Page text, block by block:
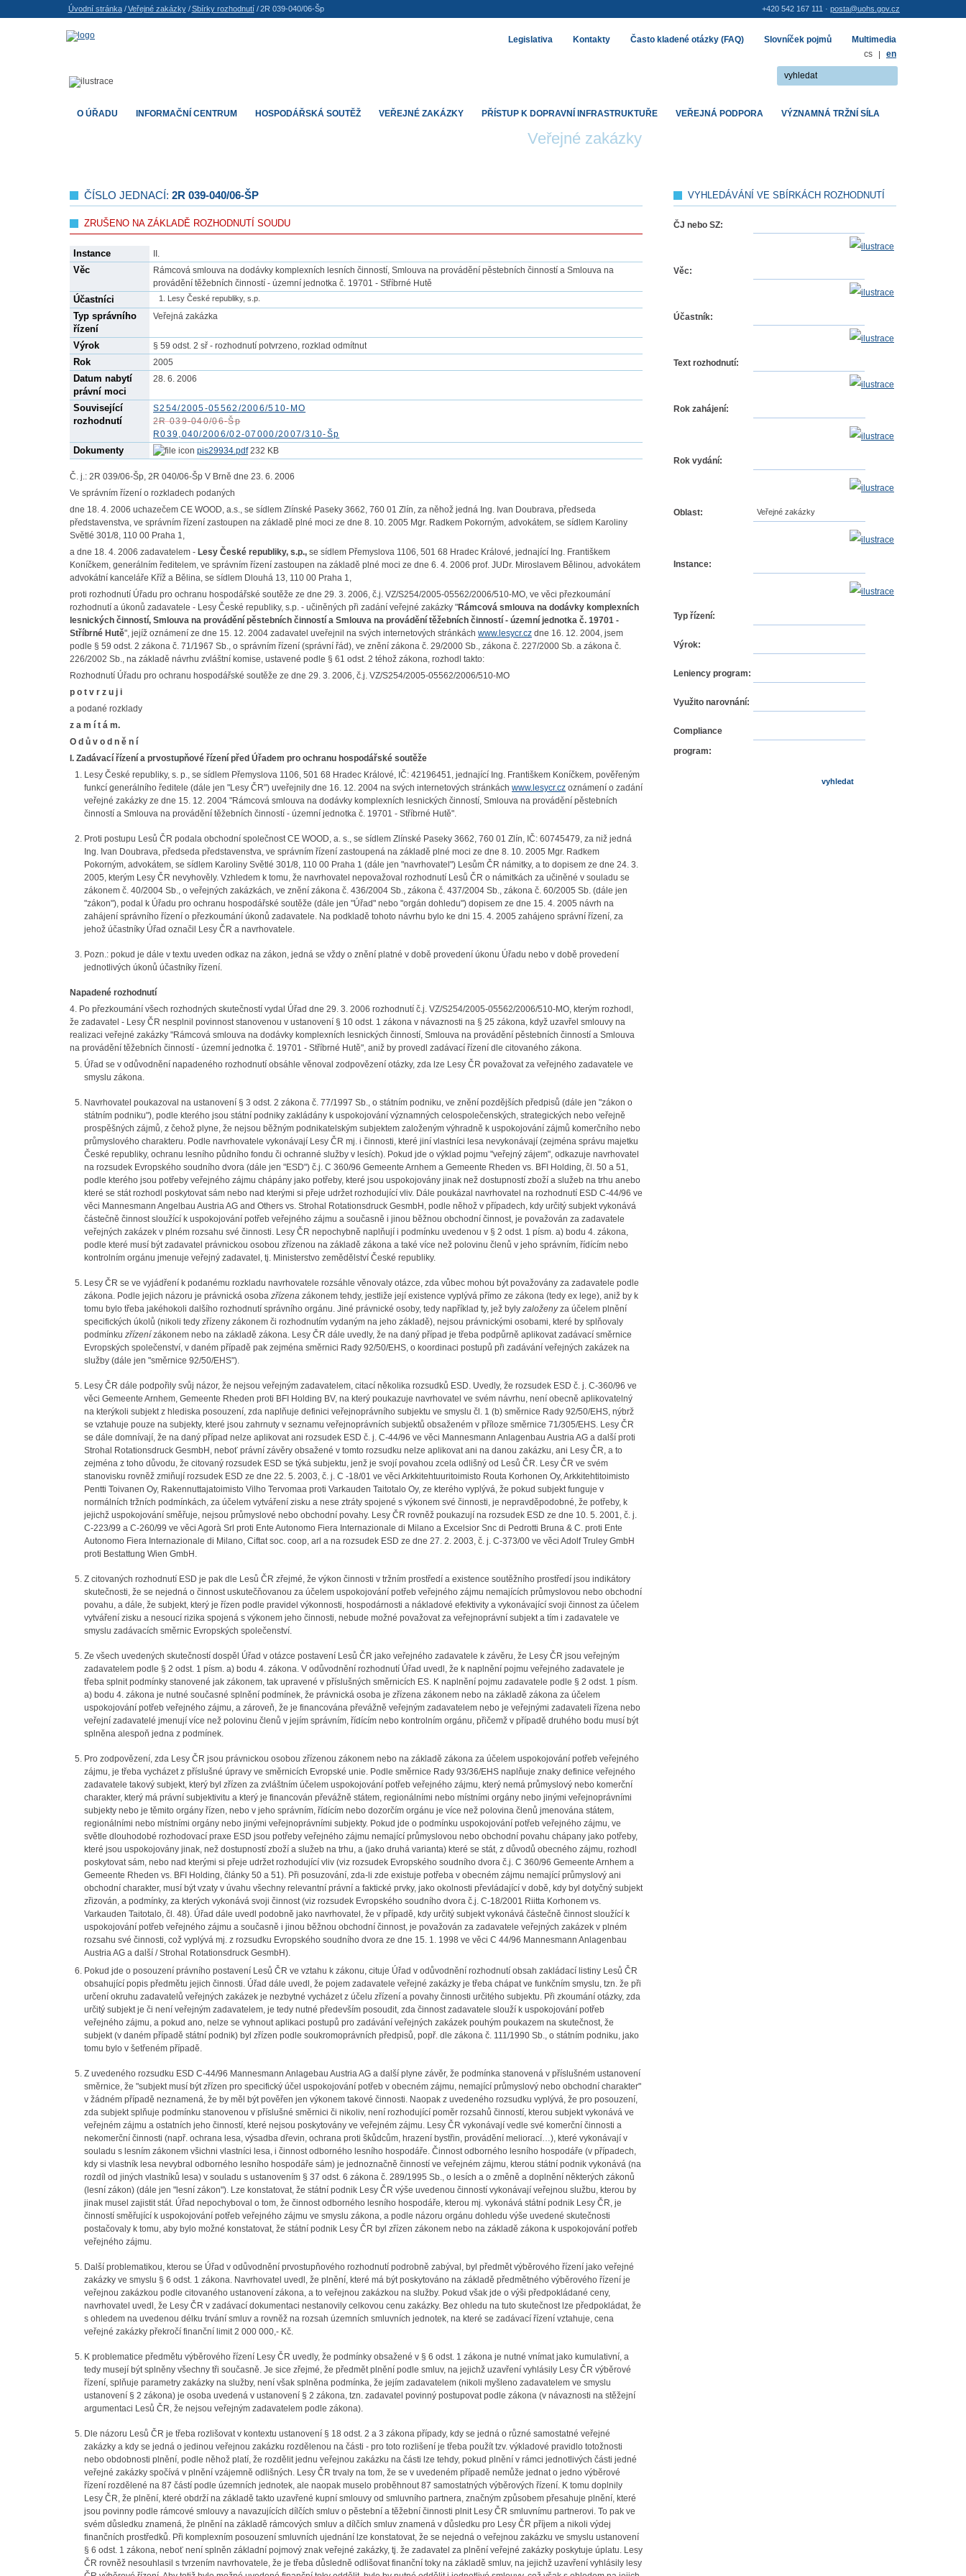
Veřejné zakázky
ČÍSLO JEDNACÍ: 2R 039-040/06-ŠP
ZRUŠENO NA ZÁKLADĚ ROZHODNUTÍ SOUDU
Instance II.
Věc
Rámcová smlouva na dodávky komplexních lesních činností, Smlouva na provádění pěstebních činností a Smlouva na
provádění těžebních činností - územní jednotka č. 19701 - Stříbrné Hutě
Účastníci Lesy České republiky, s.p.
Typ správního
řízení
Veřejná zakázka
Výrok § 59 odst. 2 sř - rozhodnutí potvrzeno, rozklad odmítnut
Rok 2005
Datum nabytí
právní moci
28. 6. 2006
Související
rozhodnutí
S254/2005-05562/2006/510-MO
2R 039-040/06-Šp
R039,040/2006/02-07000/2007/310-Šp
Dokumenty pis29934.pdf232 KB
Č. j.: 2R 039/06-Šp, 2R 040/06-Šp V Brně dne 23. 6. 2006
Ve správním řízení o rozkladech podaných
dne 18. 4. 2006 uchazečem CE WOOD, a.s., se sídlem Zlínské Paseky 3662, 760 01 Zlín, za něhož jedná Ing. Ivan Doubrava, předseda
představenstva, ve správním řízení zastoupen na základě plné moci ze dne 8. 10. 2005 Mgr. Radkem Pokorným, advokátem, se sídlem Karoliny
Světlé 301/8, 110 00 Praha 1,
a dne 18. 4. 2006 zadavatelem - Lesy České republiky, s.p., se sídlem Přemyslova 1106, 501 68 Hradec Králové, jednající Ing. Františkem
Koníčkem, generálním ředitelem, ve správním řízení zastoupen na základě plné moci ze dne 6. 4. 2006 prof. JUDr. Miroslavem Bělinou, advokátem
advokátní kanceláře Kříž a Bělina, se sídlem Dlouhá 13, 110 00 Praha 1,
proti rozhodnutí Úřadu pro ochranu hospodářské soutěže ze dne 29. 3. 2006, č.j. VZ/S254/2005-05562/2006/510-MO, ve věci přezkoumání
rozhodnutí a úkonů zadavatele - Lesy České republiky, s.p. - učiněných při zadání veřejné zakázky "Rámcová smlouva na dodávky komplexních
lesnických činností, Smlouva na provádění pěstebních činností a Smlouva na provádění těžebních činností - územní jednotka č. 19701 -
Stříbrné Hutě", jejíž oznámení ze dne 15. 12. 2004 zadavatel uveřejnil na svých internetových stránkách www.lesycr.cz dne 16. 12. 2004, jsem
podle § 59 odst. 2 zákona č. 71/1967 Sb., o správním řízení (správní řád), ve znění zákona č. 29/2000 Sb., zákona č. 227/2000 Sb. a zákona č.
226/2002 Sb., na základě návrhu zvláštní komise, ustavené podle § 61 odst. 2 téhož zákona, rozhodl takto:
Rozhodnutí Úřadu pro ochranu hospodářské soutěže ze dne 29. 3. 2006, č.j. VZ/S254/2005-05562/2006/510-MO
p o t v r z u j i
a podané rozklady
z a m í t á m.
O d ů v o d n ě n í
I. Zadávací řízení a prvostupňové řízení před Úřadem pro ochranu hospodářské soutěže
Lesy České republiky, s. p., se sídlem Přemyslova 1106, 501 68 Hradec Králové, IČ: 42196451, jednající Ing. Františkem Koníčkem, pověřeným
funkcí generálního ředitele (dále jen "Lesy ČR") uveřejnily dne 16. 12. 2004 na svých internetových stránkách www.lesycr.cz oznámení o zadání
veřejné zakázky ze dne 15. 12. 2004 "Rámcová smlouva na dodávky komplexních lesnických činností, Smlouva na provádění pěstebních
činností a Smlouva na provádění těžebních činností - územní jednotka č. 19701 - Stříbrné Hutě".
Proti postupu Lesů ČR podala obchodní společnost CE WOOD, a. s., se sídlem Zlínské Paseky 3662, 760 01 Zlín, IČ: 60745479, za niž jedná
Ing. Ivan Doubrava, předseda představenstva, ve správním řízení zastoupená na základě plné moci ze dne 8. 10. 2005 Mgr. Radkem
Pokorným, advokátem, se sídlem Karoliny Světlé 301/8, 110 00 Praha 1 (dále jen "navrhovatel") Lesům ČR námitky, a to dopisem ze dne 24. 3.
2005, kterým Lesy ČR nevyhověly. Vzhledem k tomu, že navrhovatel nepovažoval rozhodnutí Lesů ČR o námitkách za učiněné v souladu se
zákonem č. 40/2004 Sb., o veřejných zakázkách, ve znění zákona č. 436/2004 Sb., zákona č. 437/2004 Sb., zákona č. 60/2005 Sb. (dále jen
"zákon"), podal k Úřadu pro ochranu hospodářské soutěže (dále jen "Úřad" nebo "orgán dohledu") dopisem ze dne 15. 4. 2005 návrh na
zahájení správního řízení o přezkoumání úkonů zadavatele. Na podkladě tohoto návrhu bylo ke dni 15. 4. 2005 zahájeno správní řízení, za
jehož účastníky Úřad označil Lesy ČR a navrhovatele.
Pozn.: pokud je dále v textu uveden odkaz na zákon, jedná se vždy o znění platné v době provedení úkonu Úřadu nebo v době provedení
jednotlivých úkonů účastníky řízení.
Napadené rozhodnutí
4. Po přezkoumání všech rozhodných skutečností vydal Úřad dne 29. 3. 2006 rozhodnutí č.j. VZ/S254/2005-05562/2006/510-MO, kterým rozhodl,
že zadavatel - Lesy ČR nesplnil povinnost stanovenou v ustanovení § 10 odst. 1 zákona v návaznosti na § 25 zákona, když uzavřel smlouvy na
realizaci veřejné zakázky "Rámcová smlouva na dodávky komplexních lesnických činností, Smlouva na provádění pěstebních činností a Smlouva
na provádění těžebních činností - územní jednotka č. 19701 - Stříbrné Hutě", aniž by provedl zadávací řízení dle citovaného zákona.
Úřad se v odůvodnění napadeného rozhodnutí obsáhle věnoval zodpovězení otázky, zda lze Lesy ČR považovat za veřejného zadavatele ve
smyslu zákona.
Navrhovatel poukazoval na ustanovení § 3 odst. 2 zákona č. 77/1997 Sb., o státním podniku, ve znění pozdějších předpisů (dále jen "zákon o
státním podniku"), podle kterého jsou státní podniky zakládány k uspokojování významných celospolečenských, strategických nebo veřejně
prospěšných zájmů, z čehož plyne, že nejsou běžným podnikatelským subjektem založeným výhradně k uspokojování zájmů komerčního nebo
průmyslového charakteru. Podle navrhovatele vykonávají Lesy ČR mj. i činnosti, které jiní vlastníci lesa nevykonávají (zejména správu majetku
České republiky, ochranu lesního půdního fondu či ochranné služby v lesích). Pokud jde o výklad pojmu "veřejný zájem", odkazuje navrhovatel
na rozsudek Evropského soudního dvora (dále jen "ESD") č.j. C 360/96 Gemeente Arnhem a Gemeente Rheden vs. BFI Holding, čl. 50 a 51,
podle kterého jsou potřeby veřejného zájmu chápány jako potřeby, které jsou uspokojovány jinak než dostupností zboží a služeb na trhu anebo
které se stát rozhodl poskytovat sám nebo nad kterými si přeje udržet rozhodující vliv. Dále poukázal navrhovatel na rozhodnutí ESD C-44/96 ve
věci Mannesmann Angelbau Austria AG and Others vs. Strohal Rotationsdruck GesmbH, podle něhož v případech, kdy určitý subjekt vykonává
částečně činnost sloužící k uspokojování potřeb veřejného zájmu a současně i jinou běžnou obchodní činnost, je považován za zadavatele
veřejných zakázek v plném rozsahu své činnosti. Lesy ČR nepochybně naplňují i podmínku uvedenou v § 2 odst. 1 písm. a) bodu 4. zákona,
podle které musí být zadavatel právnickou osobou zřízenou na základě zákona a také více než polovinu členů v jeho správním, řídícím nebo
kontrolním orgánu jmenuje veřejný zadavatel, tj. Ministerstvo zemědělství České republiky.
Lesy ČR se ve vyjádření k podanému rozkladu navrhovatele rozsáhle věnovaly otázce, zda vůbec mohou být považovány za zadavatele podle
zákona. Podle jejich názoru je právnická osoba zřízena zákonem tehdy, jestliže její existence vyplývá přímo ze zákona (tedy ex lege), aniž by k
tomu bylo třeba jakéhokoli dalšího rozhodnutí správního orgánu. Jiné právnické osoby, tedy například ty, jež byly založenyza účelem plnění
specifických úkolů (nikoli tedy zřízeny zákonem či rozhodnutím vydaným na jeho základě), nejsou právnickými osobami, které by splňovaly
podmínku zřízení zákonem nebo na základě zákona. Lesy ČR dále uvedly, že na daný případ je třeba podpůrně aplikovat zadávací směrnice
Evropských společenství, v daném případě pak zejména směrnici Rady 92/50/EHS, o koordinaci postupů při zadávání veřejných zakázek na
služby (dále jen "směrnice 92/50/EHS").
Lesy ČR dále podpořily svůj názor, že nejsou veřejným zadavatelem, citací několika rozsudků ESD. Uvedly, že rozsudek ESD č. j. C-360/96 ve
věci Gemeente Arnhem, Gemeente Rheden proti BFI Holding BV, na který poukazuje navrhovatel ve svém návrhu, není obecně aplikovatelný
na kterýkoli subjekt z hlediska posouzení, zda naplňuje definici veřejnoprávního subjektu ve smyslu čl. 1 (b) směrnice Rady 92/50/EHS, nýbrž
se vztahuje pouze na subjekty, které jsou zahrnuty v seznamu veřejnoprávních subjektů obsaženém v příloze směrnice 71/305/EHS. Lesy ČR
se dále domnívají, že na daný případ nelze aplikovat ani rozsudek ESD č. j. C-44/96 ve věci Mannesmann Anlagenbau Austria AG a další proti
Strohal Rotationsdruck GesmbH, neboť právní závěry obsažené v tomto rozsudku nelze aplikovat ani na danou zakázku, ani Lesy ČR, a to
zejména z toho důvodu, že citovaný rozsudek ESD se týká subjektu, jenž je svojí povahou zcela odlišný od Lesů ČR. Lesy ČR ve svém
stanovisku rovněž zmiňují rozsudek ESD ze dne 22. 5. 2003, č. j. C -18/01 ve věci Arkkitehtuuritoimisto Routa Korhonen Oy, Arkkitehtitoimisto
Pentti Toivanen Oy, Rakennuttajatoimisto Vilho Tervomaa proti Varkauden Taitotalo Oy, ze kterého vyplývá, že pokud subjekt funguje v
normálních tržních podmínkách, za účelem vytváření zisku a nese ztráty spojené s výkonem své činnosti, je nepravděpodobné, že potřeby, k
jejichž uspokojování směřuje, nejsou průmyslové nebo obchodní povahy. Lesy ČR rovněž poukazují na rozsudek ESD ze dne 10. 5. 2001, č. j.
C-223/99 a C-260/99 ve věci Agorà Srl proti Ente Autonomo Fiera Internazionale di Milano a Excelsior Snc di Pedrotti Bruna & C. proti Ente
Autonomo Fiera Internazionale di Milano, Ciftat soc. coop, arl a na rozsudek ESD ze dne 27. 2. 2003, č. j. C-373/00 ve věci Adolf Truley GmbH
proti Bestattung Wien GmbH.
Z citovaných rozhodnutí ESD je pak dle Lesů ČR zřejmé, že výkon činnosti v tržním prostředí a existence soutěžního prostředí jsou indikátory
skutečnosti, že se nejedná o činnost uskutečňovanou za účelem uspokojování potřeb veřejného zájmu nemajících průmyslovou nebo obchodní
povahu, a dále, že subjekt, který je řízen podle pravidel výkonnosti, hospodárnosti a nákladové efektivity a vykonávající svoji činnost za účelem
vytváření zisku a nesoucí rizika spojená s výkonem jeho činnosti, nebude možné považovat za veřejnoprávní subjekt a tím i zadavatele ve
smyslu zadávacích směrnic Evropských společenství.
Ze všech uvedených skutečností dospěl Úřad v otázce postavení Lesů ČR jako veřejného zadavatele k závěru, že Lesy ČR jsou veřejným
zadavatelem podle § 2 odst. 1 písm. a) bodu 4. zákona. V odůvodnění rozhodnutí Úřad uvedl, že k naplnění pojmu veřejného zadavatele je
třeba splnit podmínky stanovené jak zákonem, tak upravené v příslušných směrnicích ES. K naplnění pojmu zadavatele podle § 2 odst. 1 písm.
a) bodu 4. zákona je nutné současné splnění podmínek, že právnická osoba je zřízena zákonem nebo na základě zákona za účelem
uspokojování potřeb veřejného zájmu, a zároveň, že je financována převážně veřejným zadavatelem nebo je veřejnými zadavateli řízena nebo
veřejní zadavatelé jmenují více než polovinu členů v jejím správním, řídícím nebo kontrolním orgánu, přičemž v případě druhého bodu musí být
splněna alespoň jedna z podmínek.
Pro zodpovězení, zda Lesy ČR jsou právnickou osobou zřízenou zákonem nebo na základě zákona za účelem uspokojování potřeb veřejného
zájmu, je třeba vycházet z příslušné úpravy ve směrnicích Evropské unie. Podle směrnice Rady 93/36/EHS naplňuje znaky definice veřejného
zadavatele takový subjekt, který byl zřízen za zvláštním účelem uspokojování potřeb veřejného zájmu, který nemá průmyslový nebo komerční
charakter, který má právní subjektivitu a který je financován převážně státem, regionálními nebo místními orgány nebo jinými veřejnoprávními
subjekty nebo je těmito orgány řízen, nebo v jeho správním, řídícím nebo dozorčím orgánu je více než polovina členů jmenována státem,
regionálními nebo místními orgány nebo jinými veřejnoprávními subjekty. Pokud jde o podmínku uspokojování potřeb veřejného zájmu, ve
světle dlouhodobé rozhodovací praxe ESD jsou potřeby veřejného zájmu nemající průmyslovou nebo obchodní povahu chápany jako potřeby,
které jsou uspokojovány jinak, než dostupností zboží a služeb na trhu, a (jako druhá varianta) které se stát, z důvodů obecného zájmu, rozhodl
poskytovat sám, nebo nad kterými si přeje udržet rozhodující vliv (viz rozsudek Evropského soudního dvora č.j. C 360/96 Gemeente Arnhem a
Gemeente Rheden vs. BFI Holding, články 50 a 51). Při posuzování, zda-li zde existuje potřeba v obecném zájmu nemající průmyslový ani
obchodní charakter, musí být vzaty v úvahu všechny relevantní právní a faktické prvky, jako okolnosti převládající v době, kdy byl dotyčný subjekt
zřizován, a podmínky, za kterých vykonává svoji činnost (viz rozsudek Evropského soudního dvora č.j. C-18/2001 Riitta Korhonem vs.
Varkauden Taitotalo, čl. 48). Úřad dále uvedl podobně jako navrhovatel, že v případě, kdy určitý subjekt vykonává částečně činnost sloužící k
uspokojování potřeb veřejného zájmu a současně i jinou běžnou obchodní činnost, je považován za zadavatele veřejných zakázek v plném
rozsahu své činnosti, což vyplývá mj. z rozsudku Evropského soudního dvora ze dne 15. 1. 1998 ve věci C 44/96 Mannesmann Anlagenbau
Austria AG a další / Strohal Rotationsdruck GesmbH).
Pokud jde o posouzení právního postavení Lesů ČR ve vztahu k zákonu, cituje Úřad v odůvodnění rozhodnutí obsah zakládací listiny Lesů ČR
obsahující popis předmětu jejich činnosti. Úřad dále uvedl, že pojem zadavatele veřejné zakázky je třeba chápat ve funkčním smyslu, tzn. že při
určení okruhu zadavatelů veřejných zakázek je nezbytné vycházet z účelu zřízení a povahy činnosti určitého subjektu. Při zkoumání otázky, zda
určitý subjekt je či není veřejným zadavatelem, je tedy nutné především posoudit, zda činnost zadavatele slouží k uspokojování potřeb
veřejného zájmu, a pokud ano, nelze se vyhnout aplikaci postupů pro zadávání veřejných zakázek pouhým poukazem na skutečnost, že
subjekt (v daném případě státní podnik) byl zřízen podle soukromoprávních předpisů, popř. dle zákona č. 111/1990 Sb., o státním podniku, jako
tomu bylo v šetřeném případě.
Z uvedeného rozsudku ESD C-44/96 Mannesmann Anlagebau Austria AG a další plyne závěr, že podmínka stanovená v příslušném ustanovení
směrnice, že "subjekt musí být zřízen pro specifický účel uspokojování potřeb v obecném zájmu, nemající průmyslový nebo obchodní charakter"
v žádném případě neznamená, že by měl být pověřen jen výkonem takové činnosti. Naopak z uvedeného rozsudku vyplývá, že pro posouzení,
zda subjekt splňuje podmínku stanovenou v příslušné směrnici či nikoliv, není rozhodující poměr rozsahů činností, kterou subjekt vykonává ve
veřejném zájmu a ostatních jeho činností, které nejsou poskytovány ve veřejném zájmu. Lesy ČR vykonávají vedle své komerční činnosti a
nekomerční činnosti (např. ochrana lesa, výsadba dřevin, ochrana proti škůdcům, hrazení bystřin, provádění meliorací…), které vykonávají v
souladu s lesním zákonem všichni vlastníci lesa, i činnost odborného lesního hospodáře. Činnost odborného lesního hospodáře (v případech,
kdy si vlastník lesa nevybral odborného lesního hospodáře sám) je jednoznačně činností ve veřejném zájmu, kterou státní podnik vykonává (na
rozdíl od jiných vlastníků lesa) v souladu s ustanovením § 37 odst. 6 zákona č. 289/1995 Sb., o lesích a o změně a doplnění některých zákonů
(lesní zákon) (dále jen "lesní zákon"). Lze konstatovat, že státní podnik Lesy ČR výše uvedenou činností vykonávají veřejnou službu, kterou by
jinak musel zajistit stát. Úřad nepochyboval o tom, že činnost odborného lesního hospodáře, kterou mj. vykonává státní podnik Lesy ČR, je
činností směřující k uspokojování potřeb veřejného zájmu ve smyslu zákona, a podle názoru orgánu dohledu výše uvedené skutečnosti
postačovaly k tomu, aby bylo možné konstatovat, že státní podnik Lesy ČR byl zřízen zákonem nebo na základě zákona k uspokojování potřeb
veřejného zájmu.
Další problematikou, kterou se Úřad v odůvodnění prvostupňového rozhodnutí podrobně zabýval, byl předmět výběrového řízení jako veřejné
zakázky ve smyslu § 6 odst. 1 zákona. Navrhovatel uvedl, že plnění, které má být poskytováno na základě předmětného výběrového řízení je
veřejnou zakázkou podle citovaného ustanovení zákona, a to veřejnou zakázkou na služby. Pokud však jde o výši předpokládané ceny,
navrhovatel uvedl, že Lesy ČR v zadávací dokumentaci nestanovily celkovou cenu zakázky. Bez ohledu na tuto skutečnost lze předpokládat, že
s ohledem na uvedenou délku trvání smluv a rovněž na rozsah územních smluvních jednotek, na které se zadávací řízení vztahuje, cena
veřejné zakázky překročí finanční limit 2 000 000,- Kč.
K problematice předmětu výběrového řízení Lesy ČR uvedly, že podmínky obsažené v § 6 odst. 1 zákona je nutné vnímat jako kumulativní, a
tedy musejí být splněny všechny tři současně. Je sice zřejmé, že předmět plnění podle smluv, na jejichž uzavření vyhlásily Lesy ČR výběrové
řízení, splňuje parametry zakázky na služby, není však splněna podmínka, že jejím zadavatelem (nikoli myšleno zadavatelem ve smyslu
ustanovení § 2 zákona) je osoba uvedená v ustanovení § 2 zákona, tzn. zadavatel povinný postupovat podle zákona (v návaznosti na stěžejní
argumentaci Lesů ČR, že nejsou veřejným zadavatelem podle zákona).
Dle názoru Lesů ČR je třeba rozlišovat v kontextu ustanovení § 18 odst. 2 a 3 zákona případy, kdy se jedná o různé samostatné veřejné
zakázky a kdy se jedná o jedinou veřejnou zakázku rozdělenou na části - pro toto rozlišení je třeba použít tzv. výkladové pravidlo totožnosti
nebo obdobnosti plnění, podle něhož platí, že rozdělit jednu veřejnou zakázku na části lze tehdy, pokud plnění v rámci jednotlivých části jedné
veřejné zakázky spočívá v plnění vzájemně odlišných. Lesy ČR trvaly na tom, že se v uvedeném případě nemůže jednat o jedno výběrové
řízení rozdělené na 87 částí podle územních jednotek, ale naopak muselo proběhnout 87 samostatných výběrových řízení. K tomu doplnily
Lesy ČR, že plnění, které obdrží na základě takto uzavřené kupní smlouvy od smluvního partnera, značným způsobem přesahuje plnění, které
jsou povinny podle rámcové smlouvy a navazujících dílčích smluv o pěstební a těžební činnosti plnit Lesy ČR smluvnímu partnerovi. To pak ve
svém důsledku znamená, že plnění na základě rámcových smluv a dílčích smluv znamená v důsledku pro Lesy ČR příjem a nikoli výdej
finančních prostředků. Při komplexním posouzení smluvních ujednání lze konstatovat, že se nejedná o veřejnou zakázku ve smyslu ustanovení
§ 6 odst. 1 zákona, neboť není splněn základní pojmový znak veřejné zakázky, tj. že zadavatel za plnění veřejné zakázky poskytuje úplatu. Lesy
ČR rovněž nesouhlasil s tvrzením navrhovatele, že je třeba důsledně odlišovat finanční toky na základě smluv, na jejichž uzavření vyhlásily lesy
VYHLEDÁVÁNÍ VE SBÍRKÁCH ROZHODNUTÍ
ČJ nebo SZ:
Věc:
Účastník:
Text rozhodnutí:
Rok zahájení:
Rok vydání:
Oblast: Veřejné zakázky
Instance:
Typ řízení:
Výrok:
Leniency program:
Využito narovnání:
Compliance
program:
O ÚŘADU INFORMAČNÍ CENTRUM HOSPODÁŘSKÁ SOUTĚŽ VEŘEJNÉ ZAKÁZKY PŘÍSTUP K DOPRAVNÍ INFRASTRUKTUŘE VEŘEJNÁ PODPORA VÝZNAMNÁ TRŽNÍ SÍLA
Legislativa Kontakty Často kladené otázky (FAQ) Slovníček pojmů
Multimedia
cs
| en
Úvodní stránka/ Veřejné zakázky/ Sbírky rozhodnutí/ 2R 039-040/06-Šp +420 542 167 111 · posta@uohs.gov.cz